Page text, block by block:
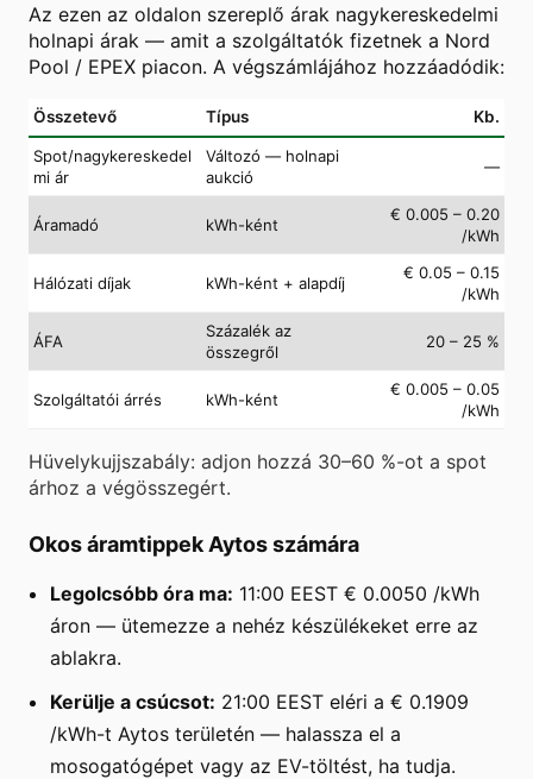
Az ezen az oldalon szereplő árak nagykereskedelmi
holnapi árak — amit a szolgáltatók fizetnek a Nord
Pool / EPEX piacon. A végszámlájához hozzáadódik:
Összetevő Típus Kb.
Spot/nagykereskedel
mi ár
Változó — holnapi
aukció
—
Áramadó kWh-ként
€ 0.005 – 0.20
/kWh
Hálózati díjak kWh-ként + alapdíj
€ 0.05 – 0.15
/kWh
ÁFA
Százalék az
összegről
20 – 25 %
Szolgáltatói árrés kWh-ként
€ 0.005 – 0.05
/kWh
Hüvelykujjszabály: adjon hozzá 30–60 %-ot a spot
árhoz a végösszegért.
Okos áramtippek Aytos számára
Legolcsóbb óra ma: 11:00 EEST € 0.0050 /kWh
áron — ütemezze a nehéz készülékeket erre az
ablakra.
Kerülje a csúcsot: 21:00 EEST eléri a € 0.1909
/kWh-t Aytos területén — halassza el a
mosogatógépet vagy az EV-töltést, ha tudja.